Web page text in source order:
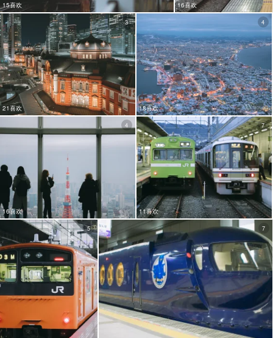
15喜欢 16喜欢
21喜欢
3
18喜欢
4
16喜欢
4
11喜欢
7
5 7